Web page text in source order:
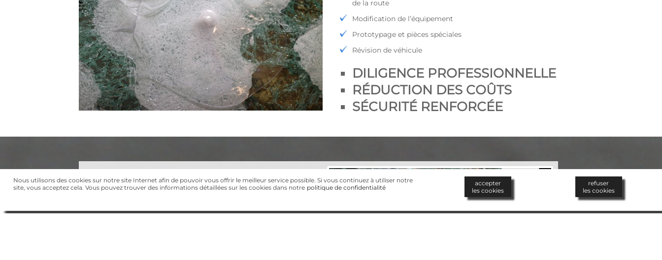
Nous utilisons des cookies sur notre site Internet afin de pouvoir vous offrir le meilleur service possible. Si vous continuez à utiliser notre
site, vous acceptez cela. Vous pouvez trouver des informations détaillées sur les cookies dans notre politique de confidentialité
refuser
les cookies
accepter
les cookies
de la route
Modification de l’équipement
Prototypage et pièces spéciales
Révision de véhicule
DILIGENCE PROFESSIONNELLE
RÉDUCTION DES COÛTS
SÉCURITÉ RENFORCÉE
PRODUITS